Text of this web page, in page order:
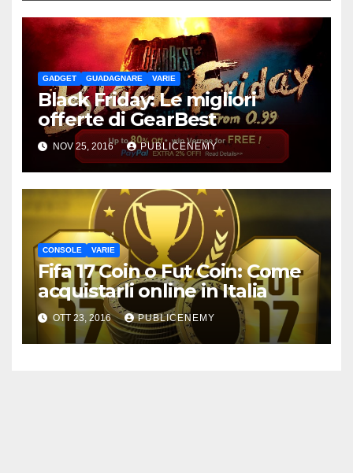
GADGET GUADAGNARE VARIE
Black Friday: Le migliori
offerte di GearBest
NOV 25, 2016 PUBLICENEMY
CONSOLE VARIE
Fifa 17 Coin o Fut Coin: Come
acquistarli online in Italia
OTT 23, 2016 PUBLICENEMY